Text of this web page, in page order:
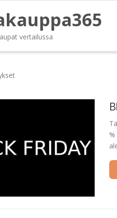
vertailussa